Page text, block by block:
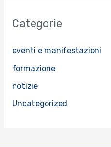
Categorie
eventi e manifestazioni
formazione
notizie
Uncategorized